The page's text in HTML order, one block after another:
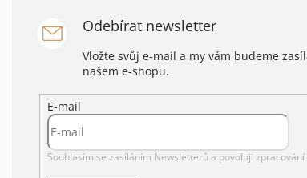
Odebírat newsletter
Vložte svůj e-mail a my vám budeme
našem e-shopu.
E-mail
Souhlasím se zasíláním Newsletterů a povoluji